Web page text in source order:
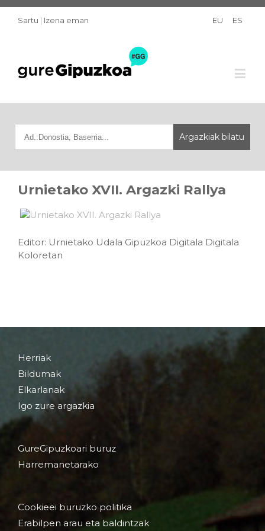
Sartu | Izena eman EU ES
Urnietako XVII. Argazki Rallya
Editor: Urnietako Udala Gipuzkoa Digitala Digitala
Koloretan
Herriak
Bildumak
Elkarlanak
Igo zure argazkia
GureGipuzkoari buruz
Harremanetarako
Cookieei buruzko politika
Erabilpen arau eta baldintzak